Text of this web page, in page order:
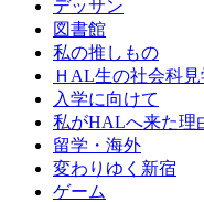
デッサン
図書館
私の推しもの
ＨAL生の社会科見
入学に向けて
私がHALへ来た理
留学・海外
変わりゆく新宿
ゲーム